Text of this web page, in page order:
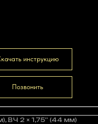
инструкцию
Позвонить
ВЧ 2 × 1,75'' (44 мм)